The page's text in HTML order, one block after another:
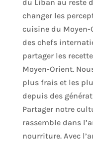
du Liban au reste
changer les
cuisine du Moyen-
des chefs
partager les
Moyen-Orient.
plus frais et les
depuis des
Partager notre
rassemble dans
nourriture. Avec